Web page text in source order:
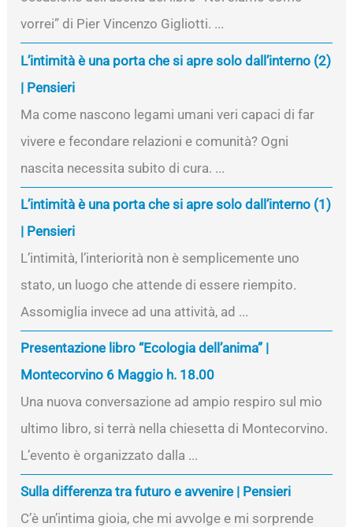
vorrei” di Pier Vincenzo Gigliotti. ...
L’intimità è una porta che si apre solo dall’interno (2)
| Pensieri
Ma come nascono legami umani veri capaci di far
vivere e fecondare relazioni e comunità? Ogni
nascita necessita subito di cura. ...
L’intimità è una porta che si apre solo dall’interno (1)
| Pensieri
L’intimità, l’interiorità non è semplicemente uno
stato, un luogo che attende di essere riempito.
Assomiglia invece ad una attività, ad ...
Presentazione libro “Ecologia dell’anima” |
Montecorvino 6 Maggio h. 18.00
Una nuova conversazione ad ampio respiro sul mio
ultimo libro, si terrà nella chiesetta di Montecorvino.
L’evento è organizzato dalla ...
Sulla differenza tra futuro e avvenire | Pensieri
C’è un’intima gioia, che mi avvolge e mi sorprende